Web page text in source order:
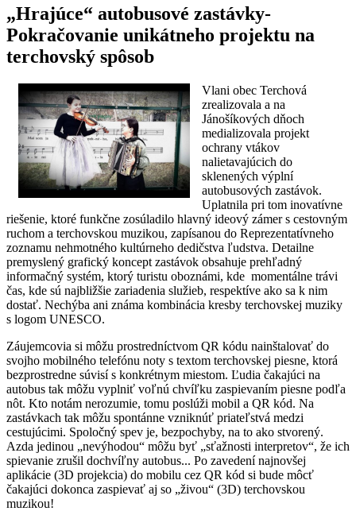
„Hrajúce“ autobusové zastávky-
Pokračovanie unikátneho projektu na
terchovský spôsob
Vlani obec Terchová
zrealizovala a na
Jánošíkových dňoch
medializovala projekt
ochrany vtákov
nalietavajúcich do
sklenených výplní
autobusových zastávok.
Uplatnila pri tom inovatívne
riešenie, ktoré funkčne zosúladilo hlavný ideový zámer s cestovným
ruchom a terchovskou muzikou, zapísanou do Reprezentatívneho
zoznamu nehmotného kultúrneho dedičstva ľudstva. Detailne
premyslený grafický koncept zastávok obsahuje prehľadný
informačný systém, ktorý turistu oboznámi, kde momentálne trávi
čas, kde sú najbližšie zariadenia služieb, respektíve ako sa k nim
dostať. Nechýba ani známa kombinácia kresby terchovskej muziky
s logom UNESCO.
Záujemcovia si môžu prostredníctvom QR kódu nainštalovať do
svojho mobilného telefónu noty s textom terchovskej piesne, ktorá
bezprostredne súvisí s konkrétnym miestom. Ľudia čakajúci na
autobus tak môžu vyplniť voľnú chvíľku zaspievaním piesne podľa
nôt. Kto notám nerozumie, tomu poslúži mobil a QR kód. Na
zastávkach tak môžu spontánne vzniknúť priateľstvá medzi
cestujúcimi. Spoločný spev je, bezpochyby, na to ako stvorený.
Azda jedinou „nevýhodou“ môžu byť „sťažnosti interpretov“, že ich
spievanie zrušil dochvíľny autobus... Po zavedení najnovšej
aplikácie (3D projekcia) do mobilu cez QR kód si bude môcť
čakajúci dokonca zaspievať aj so „živou“ (3D) terchovskou
muzikou!